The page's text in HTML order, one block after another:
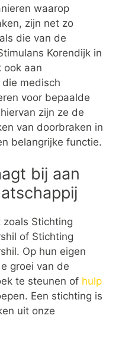
waarop
zijn net zo
die van de
Korendijk in
ook aan
medisch
voor bepaalde
zijn ze de
van doorbraken in
belangrijke functie.
bij aan
Stichting
of Stichting
Op hun eigen
groei van de
te steunen of hulp
Een stichting is
uit onze